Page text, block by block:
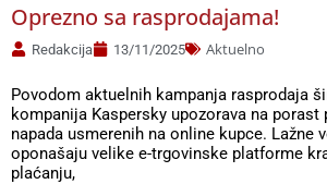
Oprezno sa rasprodajama!
Redakcija 13/11/2025 Aktuelno
Povodom aktuelnih kampanja rasprodaja
kompanija Kaspersky upozorava na porast
napada usmerenih na online kupce. Lažne
oponašaju velike e-trgovinske platforme
plaćanju,